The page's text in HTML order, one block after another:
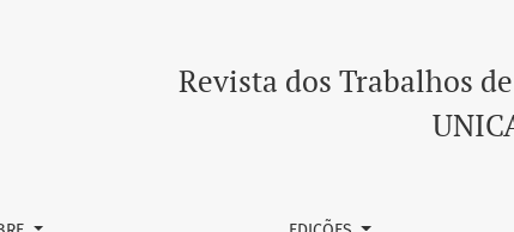
materno e crescimento fetal na prole de
Revista dos Trabalhos
é: